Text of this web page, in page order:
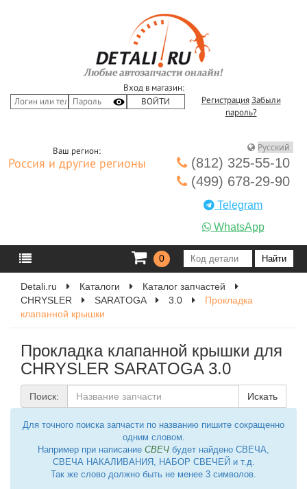
Вход в магазин:
Регистрация Забыли
пароль?
Ваш регион:
Россия и другие регионы
(812) 325-55-10
(499) 678-29-90
Telegram
WhatsApp
0
Detali.ru Каталоги
Каталог запчастей
CHRYSLER
SARATOGA 3.0
Прокладка
клапанной крышки
Прокладка клапанной крышки для
CHRYSLER SARATOGA 3.0
Поиск: Искать
Для точного поиска запчасти по названию пишите сокращенно
одним словом.
Например при написание СВЕЧ будет найдено СВЕЧА,
СВЕЧА НАКАЛИВАНИЯ, НАБОР СВЕЧЕЙ и т.д.
Так же слово должно быть не менее 3 символов.